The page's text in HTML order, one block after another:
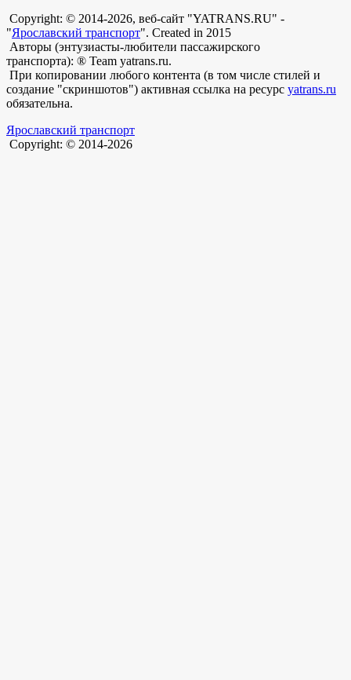
Copyright: © 2014-2026, веб-сайт "YATRANS.RU" -
"Ярославский транспорт". Created in 2015
Авторы (энтузиасты-любители пассажирского
транспорта): ® Team yatrans.ru.
При копировании любого контента (в том числе стилей и
создание "скриншотов") активная ссылка на ресурс yatrans.ru
обязательна.
Ярославский транспорт
Copyright: © 2014-2026